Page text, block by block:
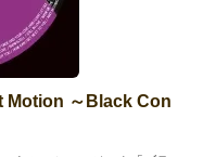
Motion ～Black Con